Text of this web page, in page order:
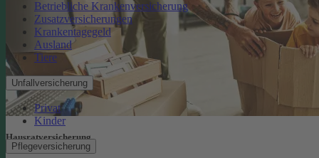
Betriebliche Krankenversicherung
Zusatzversicherungen
Krankentagegeld
Ausland
Tiere
Unfallversicherung
Privat
Kinder
Pflegeversicherung
Hausratversicherung